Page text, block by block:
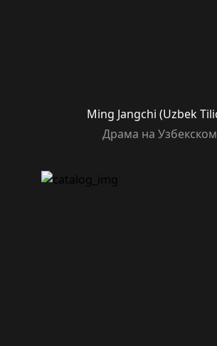
Ming Jangchi (Uzbek
Драма на Узбекском